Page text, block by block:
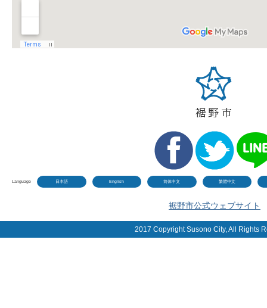
Language 日本語 English 简体中文 繁體中文
裾野市公式ウェブサイト
2017 Copyright Susono City, All Rights